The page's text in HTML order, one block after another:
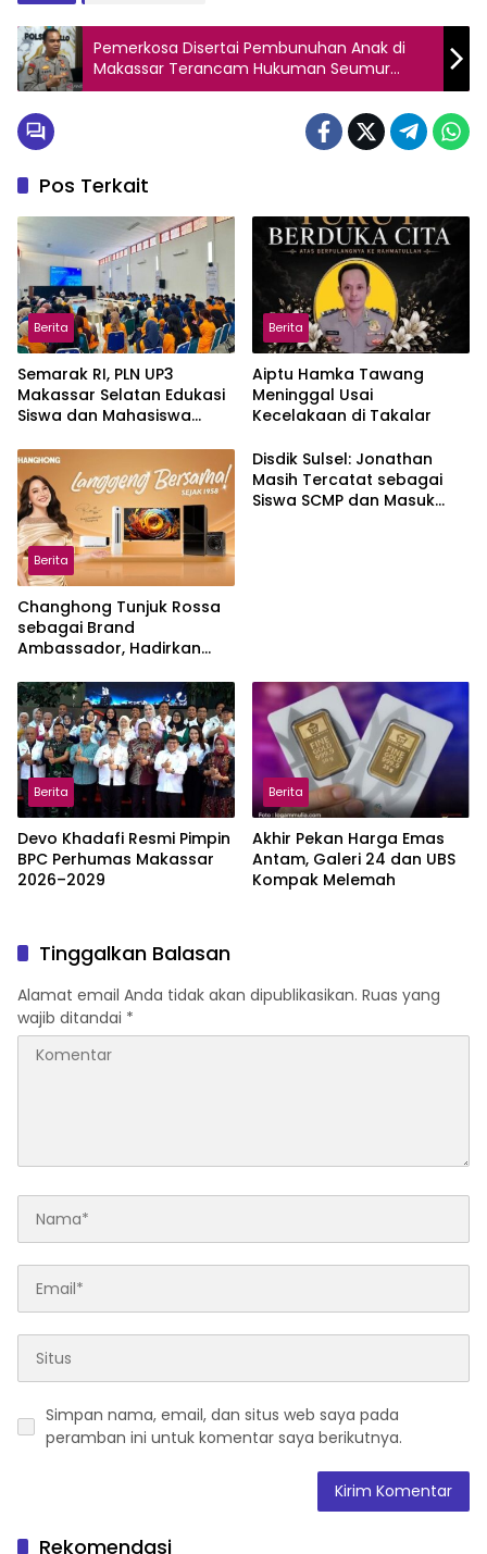
Pemerkosa Disertai Pembunuhan Anak di
Makassar Terancam Hukuman Seumur
Hidup
Pos Terkait
Berita
Semarak RI, PLN UP3
Makassar Selatan Edukasi
Siswa dan Mahasiswa
Berita
Aiptu Hamka Tawang
Meninggal Usai
Kecelakaan di Takalar
Berita
Changhong Tunjuk Rossa
sebagai Brand
Ambassador, Hadirkan
Disdik Sulsel: Jonathan
Masih Tercatat sebagai
Siswa SCMP dan Masuk
Berita
Devo Khadafi Resmi Pimpin
BPC Perhumas Makassar
2026–2029
Berita
Akhir Pekan Harga Emas
Antam, Galeri 24 dan UBS
Kompak Melemah
Tinggalkan Balasan
Alamat email Anda tidak akan dipublikasikan. Ruas yang
wajib ditandai *
Simpan nama, email, dan situs web saya pada
peramban ini untuk komentar saya berikutnya.
Rekomendasi